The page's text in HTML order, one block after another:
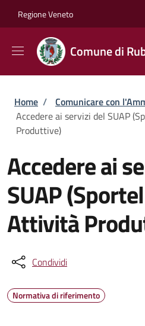
Regione Veneto
Comune di
Briciole di pane
Home / Comunicare con
Accedere ai servizi del SUAP
Produttive)
Accedere ai
SUAP
Attività
Condividi
Normativa di riferimento